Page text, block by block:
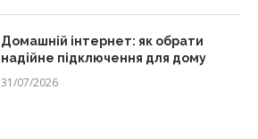
Домашній інтернет: як обрати
надійне підключення для дому
31/07/2026